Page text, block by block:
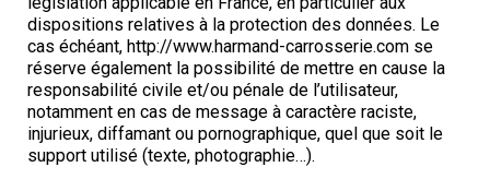
dispositions relatives à la protection des données. Le
cas échéant, http://www.harmand-carrosserie.com se
réserve également la possibilité de mettre en cause la
responsabilité civile et/ou pénale de l’utilisateur,
notamment en cas de message à caractère raciste,
injurieux, diffamant ou pornographique, quel que soit le
support utilisé (texte, photographie…).